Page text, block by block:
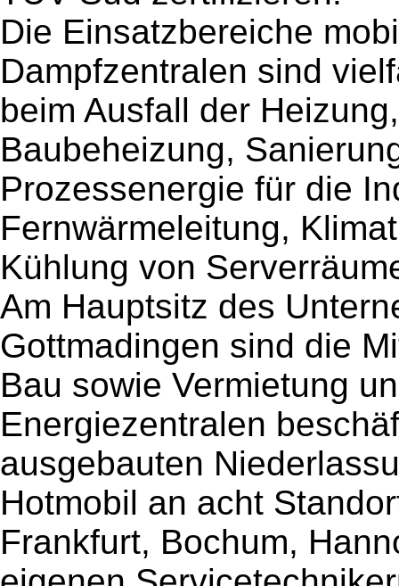
Die Einsatzbereiche
Dampfzentralen sind
beim Ausfall der
Baubeheizung,
Prozessenergie für die
Fernwärmeleitung,
Kühlung von
Am Hauptsitz des
Gottmadingen sind die
Bau sowie Vermietung
Energiezentralen
ausgebauten
Hotmobil an acht
Frankfurt, Bochum,